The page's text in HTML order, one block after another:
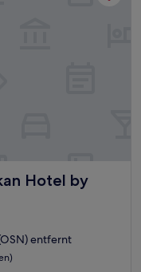
Hotel by
by Anook Songtan
entfernt